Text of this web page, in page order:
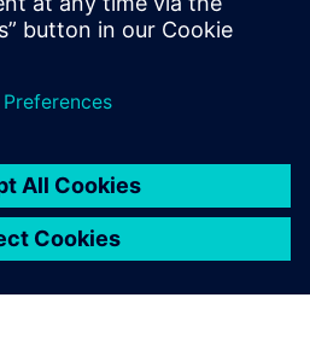
論じ、解決に向けて何がで
ていきます。